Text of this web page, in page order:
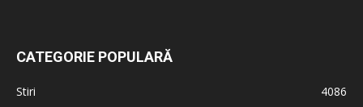
CATEGORIE POPULARĂ
Stiri
4086